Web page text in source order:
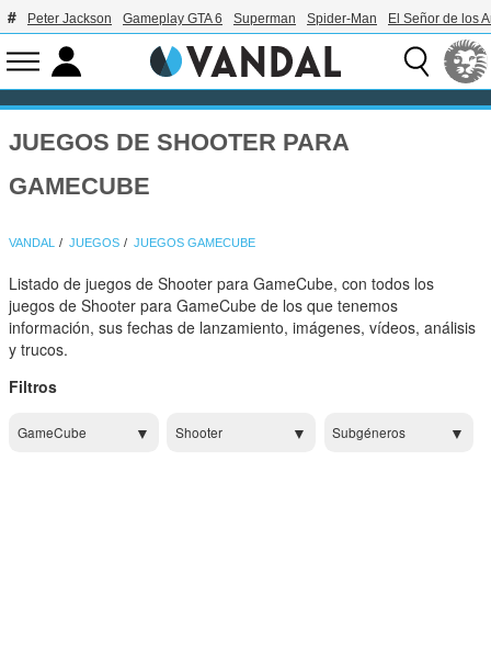
Peter Jackson Gameplay GTA 6 Superman Spider-Man El Señor de los
JUEGOS DE SHOOTER PARA
GAMECUBE
VANDAL JUEGOS JUEGOS GAMECUBE
Listado de juegos de Shooter para GameCube, con todos los
juegos de Shooter para GameCube de los que tenemos
información, sus fechas de lanzamiento, imágenes, vídeos, análisis
y trucos.
Filtros
GameCube Shooter Subgéneros